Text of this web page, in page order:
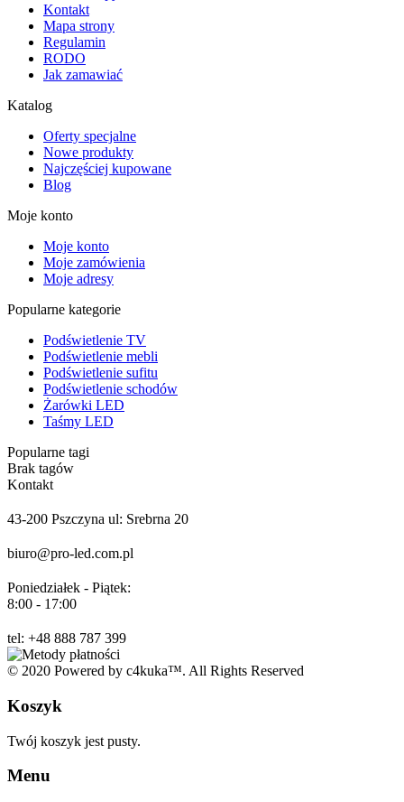
Kontakt
Mapa strony
Regulamin
RODO
Jak zamawiać
Katalog
Oferty specjalne
Nowe produkty
Najczęściej kupowane
Blog
Moje konto
Moje konto
Moje zamówienia
Moje adresy
Popularne kategorie
Podświetlenie TV
Podświetlenie mebli
Podświetlenie sufitu
Podświetlenie schodów
Żarówki LED
Taśmy LED
Popularne tagi
Brak tagów
Kontakt
43-200 Pszczyna ul: Srebrna 20
biuro@pro-led.com.pl
Poniedziałek - Piątek:
8:00 - 17:00
tel: +48 888 787 399
© 2020 Powered by c4kuka™. All Rights Reserved
Koszyk
Twój koszyk jest pusty.
Menu